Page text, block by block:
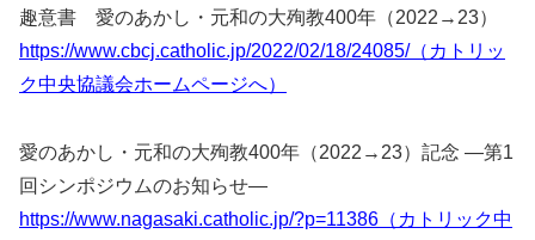
趣意書 愛のあかし・元和の大殉教400年（2022→23）
https://www.cbcj.catholic.jp/2022/02/18/24085/（カトリッ
ク中央協議会ホームページへ）
愛のあかし・元和の大殉教400年（2022→23）記念 ―第1
回シンポジウムのお知らせ―
https://www.nagasaki.catholic.jp/?p=11386（カトリック中